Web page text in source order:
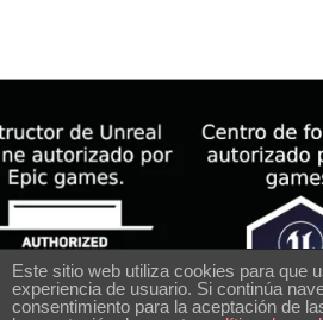
Este sitio web utiliza cookies para que
experiencia de usuario. Si continúa
consentimiento para la aceptación de